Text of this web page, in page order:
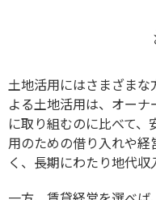
土地活用にはさまざま
よる土地活用は、オー
に取り組むのに比べて
用のための借り入れや
く、長期にわたり地代収